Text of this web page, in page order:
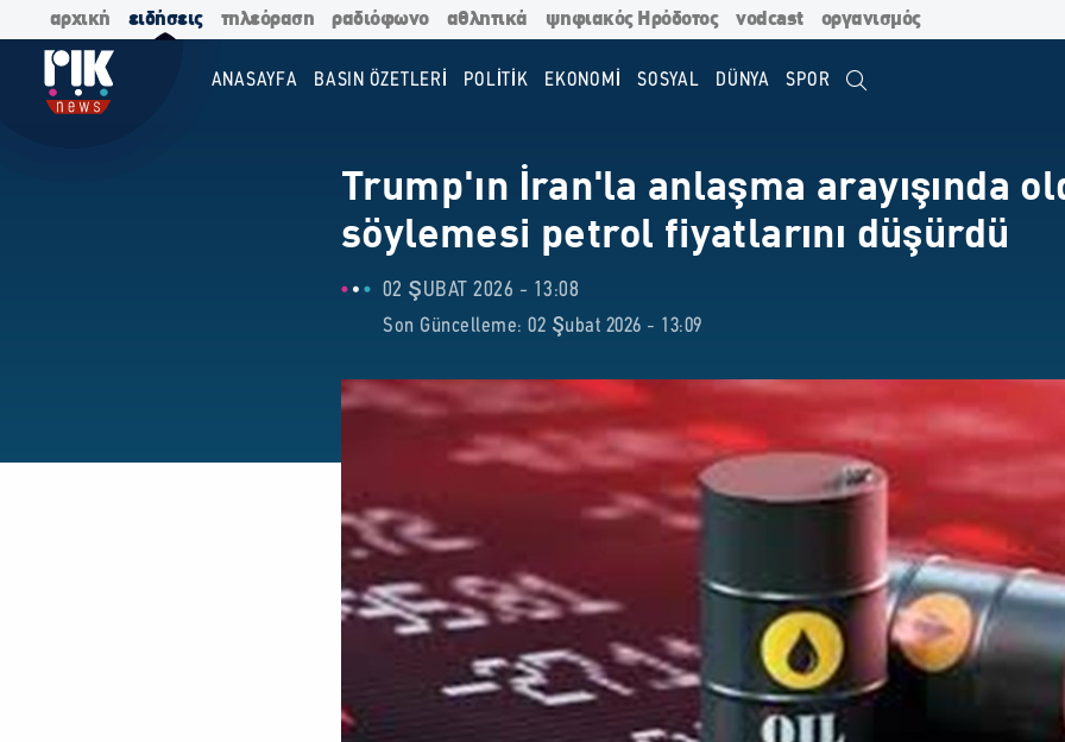
αρχική ειδήσεις τηλεόραση ραδιόφωνο αθλητικά ψηφιακός Ηρόδοτος vodcast οργανισμός
ANASAYFA BASIN ÖZETLERİ POLİTİK EKONOMİ SOSYAL DÜNYA SPOR
Trump'ın İran'la anlaşma arayışında
söylemesi petrol fiyatlarını düşürdü
02 ŞUBAT 2026 - 13:08
Son Güncelleme: 02 Şubat 2026 - 13:09